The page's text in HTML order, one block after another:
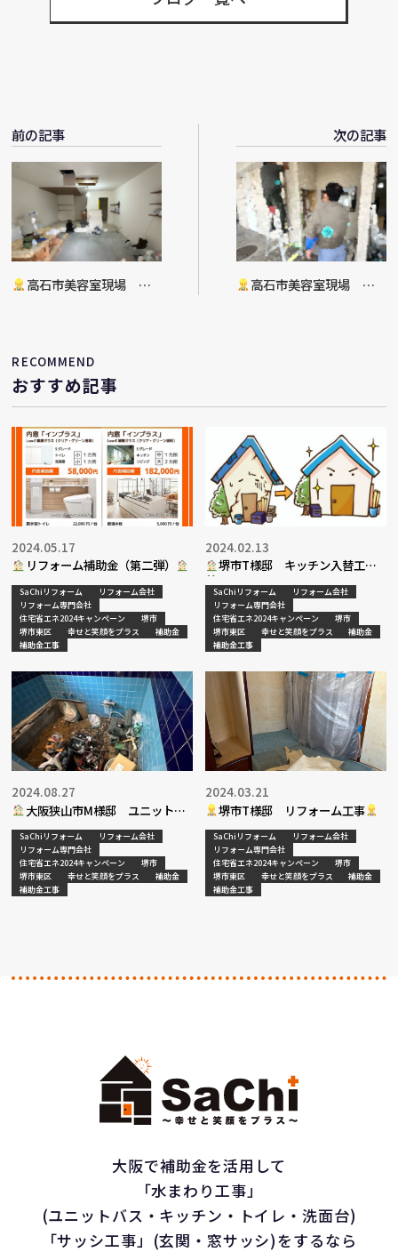
前の記事
高石市美容室現場 店
次の記事
高石市美容室現場 店
RECOMMEND
おすすめ記事
リフォーム補助金（第二弾）
2024.05.17
SaChiリフォーム
リフォーム会社
リフォーム専門会社
住宅省エネ2024キャンペーン
堺市
堺市東区
幸せと笑顔をプラス
補助金
補助金工事
堺市T様邸 キッチン入替工事
着工
2024.02.13
SaChiリフォーム
リフォーム会社
リフォーム専門会社
住宅省エネ2024キャンペーン
堺市
堺市東区
幸せと笑顔をプラス
補助金
補助金工事
大阪狭山市M様邸 ユニットバ
ス入替工事
2024.08.27
SaChiリフォーム
リフォーム会社
リフォーム専門会社
住宅省エネ2024キャンペーン
堺市
堺市東区
幸せと笑顔をプラス
補助金
補助金工事
堺市T様邸 リフォーム工事
2024.03.21
SaChiリフォーム
リフォーム会社
リフォーム専門会社
住宅省エネ2024キャンペーン
堺市
堺市東区
幸せと笑顔をプラス
補助金
補助金工事
大阪で補助金を活用して
「水まわり工事」
(ユニットバス・キッチン・トイレ・洗面台)
「サッシ工事」(玄関・窓サッシ)をするなら